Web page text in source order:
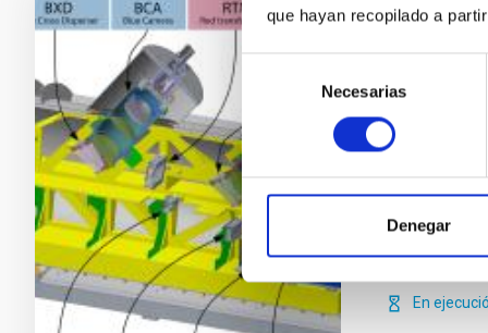
que hayan recopilado a
consentimiento
Necesarias
Denegar
ARES (Alta
pretende
de alta
poblaciones
ultraestable
Jonay Isaí
En